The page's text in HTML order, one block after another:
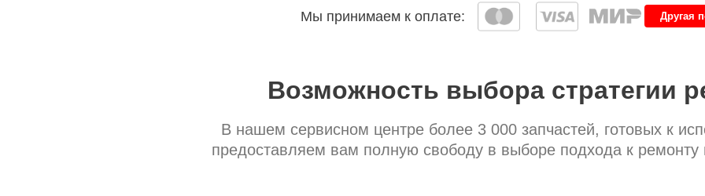
Мы принимаем к оплате: Другая
Возможность выбора стратегии
В нашем сервисном центре более 3 000 запчастей, готовых к
предоставляем вам полную свободу в выборе подхода к ремонту